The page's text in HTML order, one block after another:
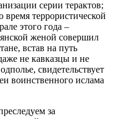
серии терактов;
время террористической
этого года –
женой совершил
встав на путь
не кавказцы и не
свидетельствует
воинственного ислама
за